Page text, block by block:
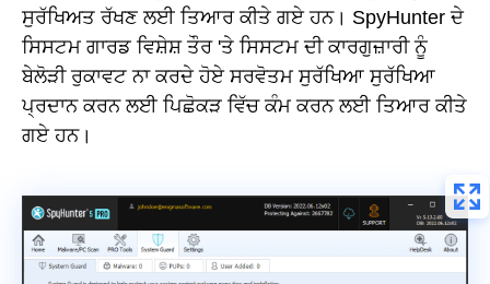
ਸੁਰੱਖਿਅਤ ਰੱਖਣ ਲਈ ਤਿਆਰ ਕੀਤੇ ਗਏ ਹਨ। SpyHunter ਦੇ
ਸਿਸਟਮ ਗਾਰਡ ਵਿਸ਼ੇਸ਼ ਤੌਰ 'ਤੇ ਸਿਸਟਮ ਦੀ ਕਾਰਗੁਜ਼ਾਰੀ ਨੂੰ
ਬੇਲੋੜੀ ਰੁਕਾਵਟ ਨਾ ਕਰਦੇ ਹੋਏ ਸਰਵੋਤਮ ਸੁਰੱਖਿਆ ਸੁਰੱਖਿਆ
ਪ੍ਰਦਾਨ ਕਰਨ ਲਈ ਪਿਛੋਕੜ ਵਿੱਚ ਕੰਮ ਕਰਨ ਲਈ ਤਿਆਰ ਕੀਤੇ
ਗਏ ਹਨ।